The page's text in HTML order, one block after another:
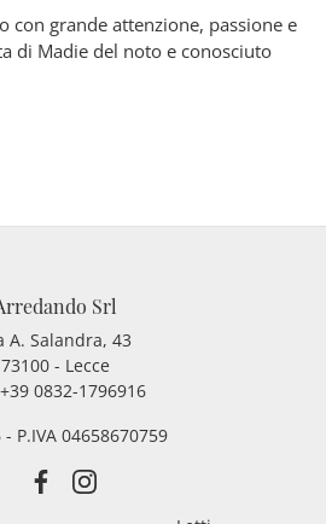
con grande attenzione, passione e
di Madie del noto e conosciuto
Srl
A. Salandra, 43
73100 - Lecce
+39 0832-1796916
P.IVA 04658670759